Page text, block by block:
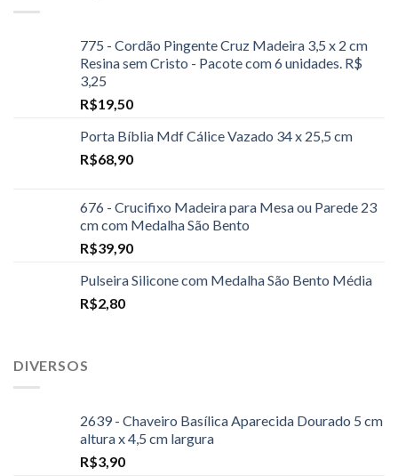
775 - Cordão Pingente Cruz Madeira 3,5 x 2 cm
Resina sem Cristo - Pacote com 6 unidades. R$
3,25
R$19,50
Porta Bíblia Mdf Cálice Vazado 34 x 25,5 cm
R$68,90
676 - Crucifixo Madeira para Mesa ou Parede 23
cm com Medalha São Bento
R$39,90
Pulseira Silicone com Medalha São Bento Média
R$2,80
DIVERSOS
2639 - Chaveiro Basílica Aparecida Dourado 5 cm
altura x 4,5 cm largura
R$3,90